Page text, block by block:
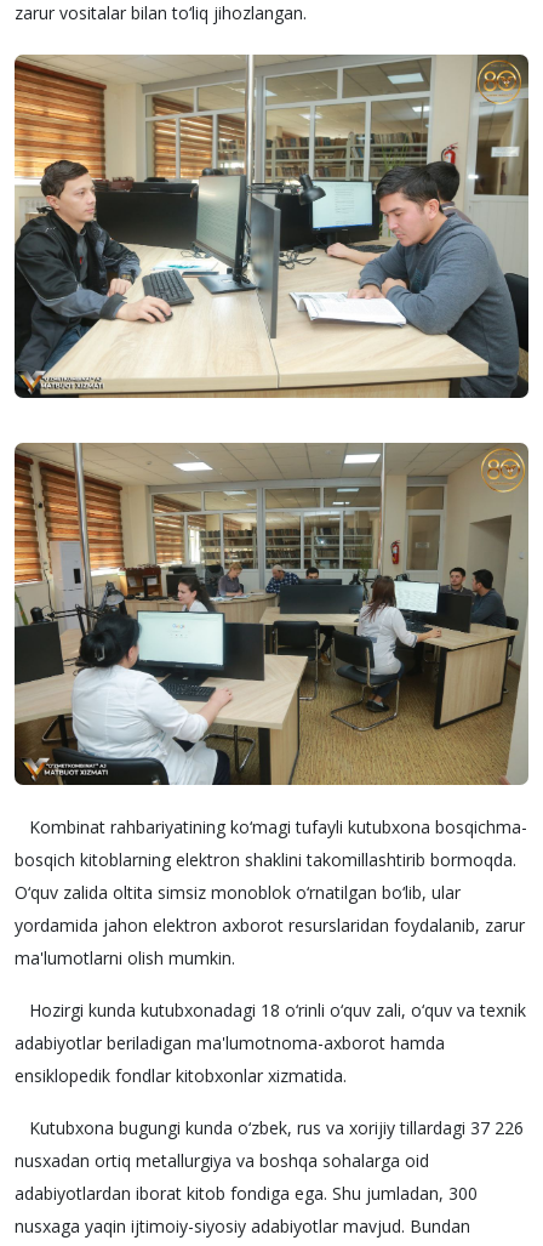
zarur vositalar bilan to‘liq jihozlangan.
Kombinat rahbariyatining ko‘magi tufayli kutubxona bosqichma-
bosqich kitoblarning elektron shaklini takomillashtirib bormoqda.
O‘quv zalida oltita simsiz monoblok o‘rnatilgan bo‘lib, ular
yordamida jahon elektron axborot resurslaridan foydalanib, zarur
ma'lumotlarni olish mumkin.
Hozirgi kunda kutubxonadagi 18 o‘rinli o‘quv zali, o‘quv va texnik
adabiyotlar beriladigan ma'lumotnoma-axborot hamda
ensiklopedik fondlar kitobxonlar xizmatida.
Kutubxona bugungi kunda o‘zbek, rus va xorijiy tillardagi 37 226
nusxadan ortiq metallurgiya va boshqa sohalarga oid
adabiyotlardan iborat kitob fondiga ega. Shu jumladan, 300
nusxaga yaqin ijtimoiy-siyosiy adabiyotlar mavjud. Bundan